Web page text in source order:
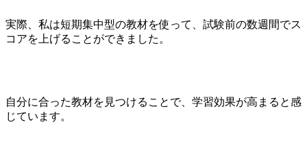
実際、私は短期集中型の教材を使って、試験前の数週間でス
コアを上げることができました。
自分に合った教材を見つけることで、学習効果が高まると感
じています。